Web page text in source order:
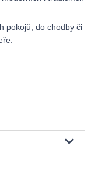
pokojů, do chodby či